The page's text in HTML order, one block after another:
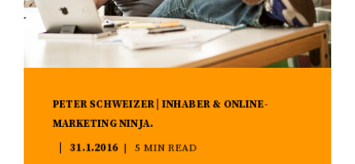
PETER SCHWEIZER | INHABER & ONLINE-
MARKETING NINJA.
31.1.2016
5 MIN READ